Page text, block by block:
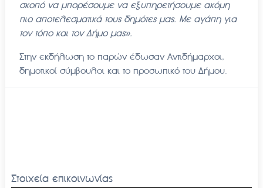
σκοπό να μπορέσουμε να εξυπηρετήσουμε ακόμη
πιο αποτελεσματικά τους δημότες μας. Με αγάπη για
τον τόπο και τον Δήμο μας».
Στην εκδήλωση το παρών έδωσαν Αντιδήμαρχοι,
δημοτικοί σύμβουλοι και το προσωπικό του Δήμου.
Στοιχεία επικοινωνίας